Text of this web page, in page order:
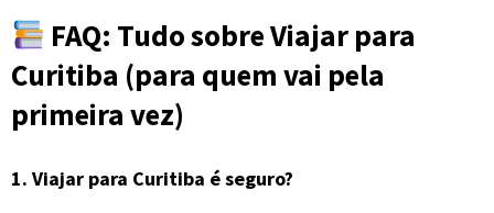
FAQ: Tudo sobre Viajar para
Curitiba (para quem vai pela
primeira vez)
1. Viajar para Curitiba é seguro?